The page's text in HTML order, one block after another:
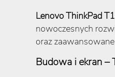
Lenovo ThinkPad
nowoczesnych
oraz
Budowa i ekran –